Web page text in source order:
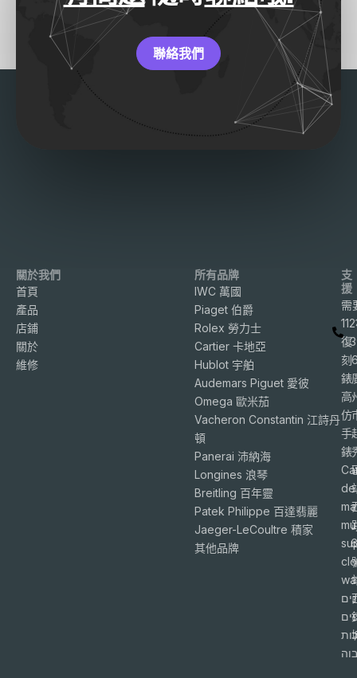
聯絡我們
關於我們
首頁
產品
店鋪
關於
維修
所有品牌
IWC 萬國
Piaget 伯爵
Rolex 勞力士
Cartier 卡地亞
Hublot 宇舶
Audemars Piguet 愛彼
Omega 歐米茄
Vacheron Constantin 江詩丹
頓
Panerai 沛納海
Longines 浪琴
Breitling 百年靈
Patek Philippe 百達翡麗
Jaeger-LeCoultre 積家
其他品牌
支
援
需
復
刻
錶
高
仿
手
錶
de